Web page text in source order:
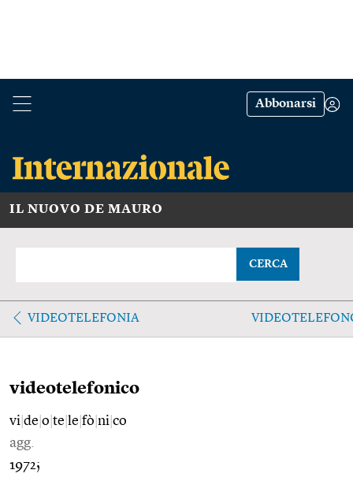
Abbonarsi
IL NUOVO DE MAURO
CERCA
VIDEOTELEFONIA
videotelefonico
vi de o te le fò ni co
agg.
1972;